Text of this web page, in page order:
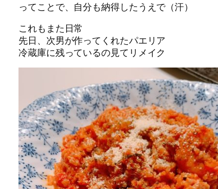
ってことで、自分も納得したうえで（汗）
これもまた日常
先日、次男が作ってくれたパエリア
冷蔵庫に残っているの見てリメイク